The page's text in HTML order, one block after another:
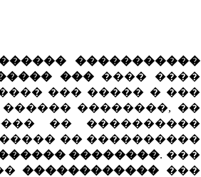
�����������
������� ����
��� ����� � ���
��������, ��
�� ����������
�� ����������
��������. ���
������������ ���